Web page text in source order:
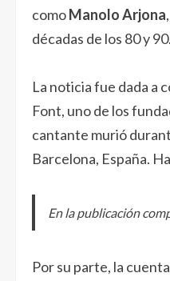
comoManolo Arjona
décadas de los 80 y 90.
La noticia fue dada a
Font, uno de los
cantante murió
Barcelona, España.
En la publicación
Por su parte, la